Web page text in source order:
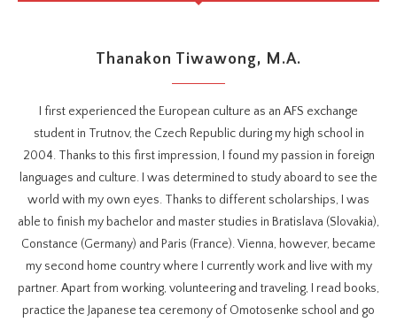
Thanakon Tiwawong, M.A.
I first experienced the European culture as an AFS exchange
student in Trutnov, the Czech Republic during my high school in
2004. Thanks to this first impression, I found my passion in foreign
languages and culture. I was determined to study aboard to see the
world with my own eyes. Thanks to different scholarships, I was
able to finish my bachelor and master studies in Bratislava (Slovakia),
Constance (Germany) and Paris (France). Vienna, however, became
my second home country where I currently work and live with my
partner. Apart from working, volunteering and traveling, I read books,
practice the Japanese tea ceremony of Omotosenke school and go